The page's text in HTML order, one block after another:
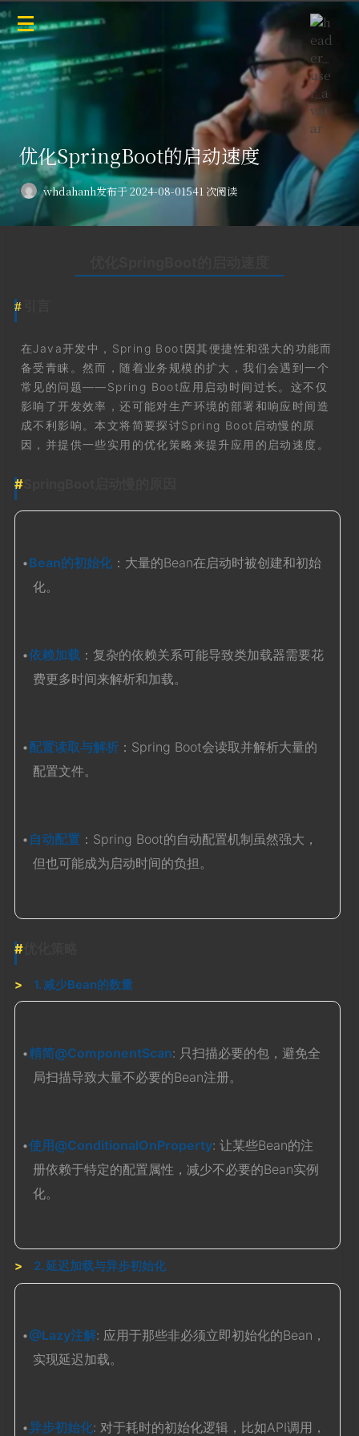
优化SpringBoot的启动速度
whdahanh发布于 2024-08-01541 次阅读
在Java开发中，Spring Boot因其便捷性和强大的功能而
备受青睐。然而，随着业务规模的扩大，我们会遇到一个
常见的问题——Spring Boot应用启动时间过长。这不仅
影响了开发效率，还可能对生产环境的部署和响应时间造
成不利影响。本文将简要探讨Spring Boot启动慢的原
因，并提供一些实用的优化策略来提升应用的启动速度。
SpringBoot启动慢的原因
•Bean的初始化：大量的Bean在启动时被创建和初始
化。
•依赖加载：复杂的依赖关系可能导致类加载器需要花
费更多时间来解析和加载。
•配置读取与解析：Spring Boot会读取并解析大量的
配置文件。
• 自动配置：Spring Boot的自动配置机制虽然强大，
但也可能成为启动时间的负担。
优化策略
1. 减少Bean的数量
•精简@ComponentScan: 只扫描必要的包，避免全
局扫描导致大量不必要的Bean注册。
•使用@ConditionalOnProperty: 让某些Bean的注
册依赖于特定的配置属性，减少不必要的Bean实例
化。
2. 延迟加载与异步初始化
•@Lazy注解: 应用于那些非必须立即初始化的Bean，
实现延迟加载。
•异步初始化: 对于耗时的初始化逻辑，比如API调用，